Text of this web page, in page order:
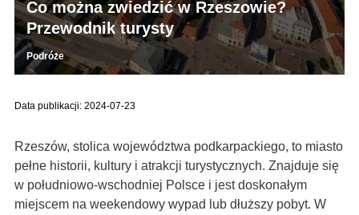
Co można zwiedzić w Rzeszowie?
Przewodnik turysty
Podróże
Data publikacji: 2024-07-23
Rzeszów, stolica województwa podkarpackiego, to miasto
pełne historii, kultury i atrakcji turystycznych. Znajduje się
w południowo-wschodniej Polsce i jest doskonałym
miejscem na weekendowy wypad lub dłuższy pobyt. W